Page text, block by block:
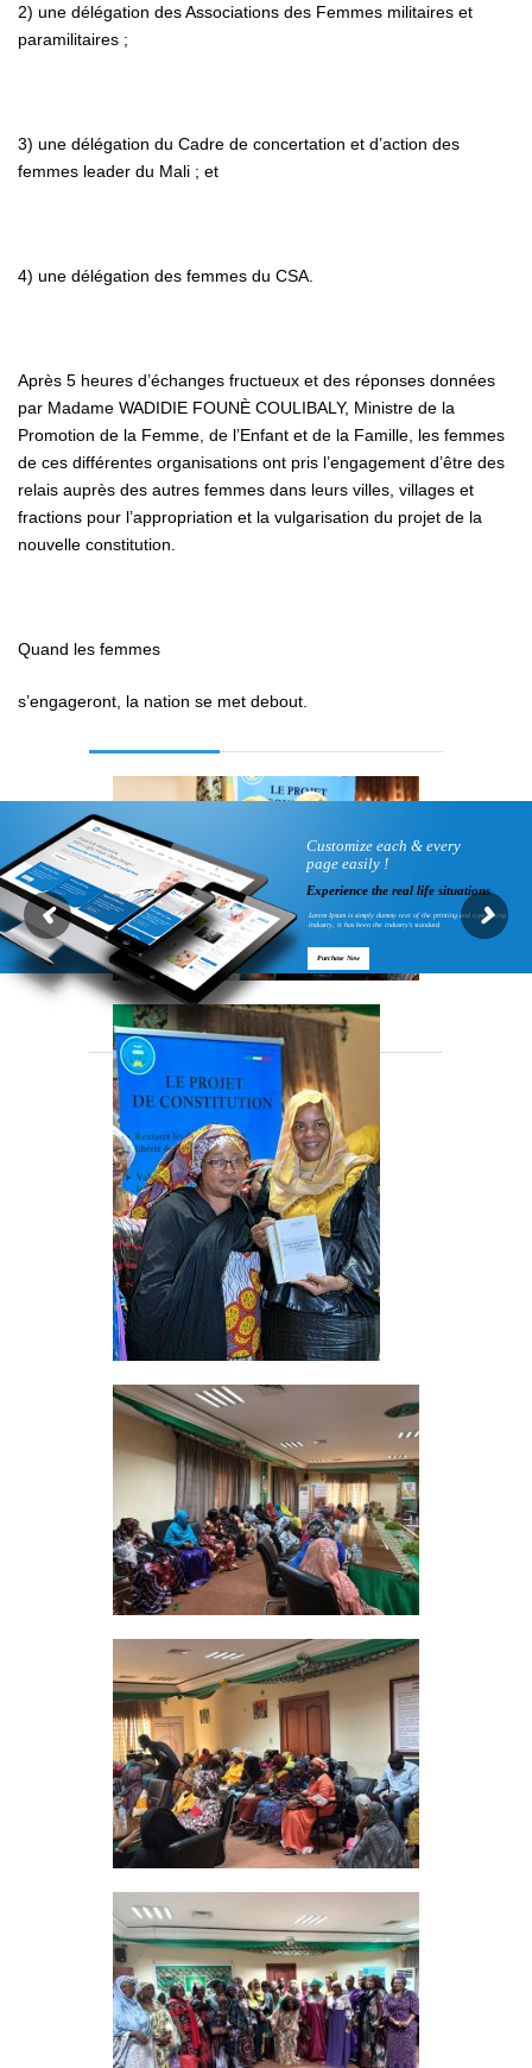
2) une délégation des Associations des Femmes militaires et
paramilitaires ;
3) une délégation du Cadre de concertation et d’action des
femmes leader du Mali ; et
4) une délégation des femmes du CSA.
Après 5 heures d’échanges fructueux et des réponses données
par Madame WADIDIE FOUNÈ COULIBALY, Ministre de la
Promotion de la Femme, de l’Enfant et de la Famille, les femmes
de ces différentes organisations ont pris l’engagement d’être des
relais auprès des autres femmes dans leurs villes, villages et
fractions pour l’appropriation et la vulgarisation du projet de la
nouvelle constitution.
Quand les femmes
s’engageront, la nation se met debout.
Customize each & every
page easily !
Experience the real life situations
Lorem Ipsum is simply dummy text of the printing and typesetting
industry, it has been the industry's standard.
Purchase Now